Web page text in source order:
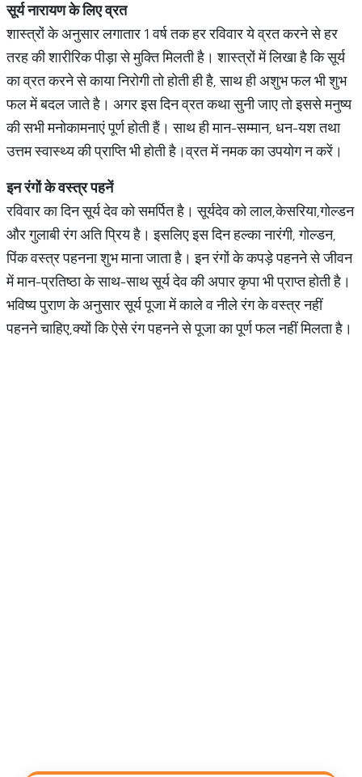
सूर्यनारायणकेलिएव्रत
शास्त्रों के अनुसार लगातार 1 वर्ष तक हर रविवार ये व्रत करने से हर
तरह की शारीरिक पीड़ा से मुक्ति मिलती है। शास्त्रों में लिखा है कि सूर्य
का व्रत करने से काया निरोगी तो होती ही है, साथ ही अशुभ फल भी शुभ
फल में बदल जाते है। अगर इस दिन व्रत कथा सुनी जाए तो इससे मनुष्य
की सभी मनोकामनाएं पूर्ण होती हैं। साथ ही मान-सम्मान, धन-यश तथा
उत्तम स्वास्थ्य की प्राप्ति भी होती है।व्रत में नमक का उपयोग न करें।
इनरंगोंकेवस्त्रपहनें
रविवार का दिन सूर्य देव को समर्पित है। सूर्यदेव को लाल,केसरिया,गोल्डन
और गुलाबी रंग अति प्रिय है। इसलिए इस दिन हल्का नारंगी, गोल्डन,
पिंक वस्त्र पहनना शुभ माना जाता है। इन रंगों के कपड़े पहनने से जीवन
में मान-प्रतिष्ठा के साथ-साथ सूर्य देव की अपार कृपा भी प्राप्त होती है।
भविष्य पुराण के अनुसार सूर्य पूजा में काले व नीले रंग के वस्त्र नहीं
पहनने चाहिए,क्यों कि ऐसे रंग पहनने से पूजा का पूर्ण फल नहीं मिलता है।